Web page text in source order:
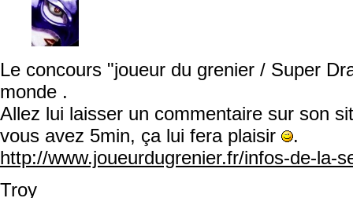
Le concours "joueur du grenier / Super
monde .
Allez lui laisser un commentaire sur son
vous avez 5min, ça lui fera plaisir
.
http://www.joueurdugrenier.fr/infos-de-la-
Troy